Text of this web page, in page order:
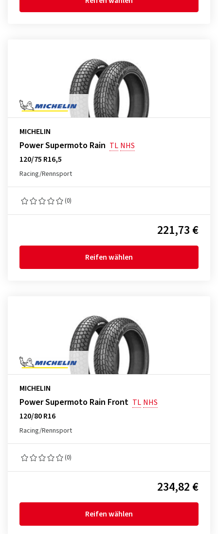
MICHELIN
Power Supermoto Rain TL NHS
120/75 R16,5
Racing/Rennsport
(0)
221,73 €
Reifen wählen
MICHELIN
Power Supermoto Rain Front TL NHS
120/80 R16
Racing/Rennsport
(0)
234,82 €
Reifen wählen